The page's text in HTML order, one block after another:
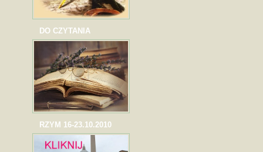
DO CZYTANIA
RZYM 16-23.10.2010